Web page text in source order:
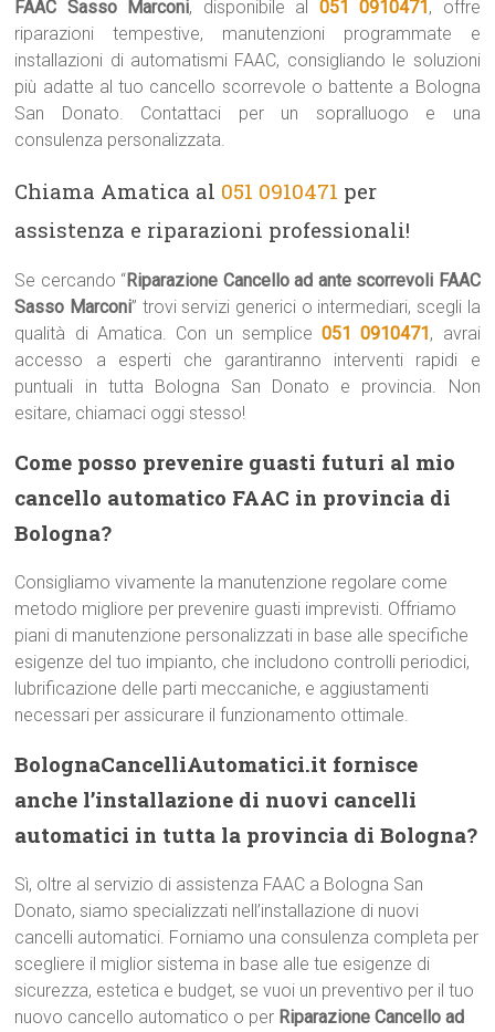
FAAC Sasso Marconi, disponibile al 051 0910471 , offre
riparazioni tempestive, manutenzioni programmate e
installazioni di automatismi FAAC, consigliando le soluzioni
più adatte al tuo cancello scorrevole o battente a Bologna
San Donato. Contattaci per un sopralluogo e una
consulenza personalizzata.
Chiama Amatica al 051 0910471 per
assistenza e riparazioni professionali!
Se cercando “Riparazione Cancello ad ante scorrevoli FAAC
Sasso Marconi” trovi servizi generici o intermediari, scegli la
qualità di Amatica. Con un semplice051 0910471, avrai
accesso a esperti che garantiranno interventi rapidi e
puntuali in tutta Bologna San Donato e provincia. Non
esitare, chiamaci oggi stesso!
Come posso prevenire guasti futuri al mio
cancello automatico FAAC in provincia di
Bologna?
Consigliamo vivamente la manutenzione regolare come
metodo migliore per prevenire guasti imprevisti. Offriamo
piani di manutenzione personalizzati in base alle specifiche
esigenze del tuo impianto, che includono controlli periodici,
lubrificazione delle parti meccaniche, e aggiustamenti
necessari per assicurare il funzionamento ottimale.
BolognaCancelliAutomatici.it fornisce
anche l’installazione di nuovi cancelli
automatici in tutta la provincia di Bologna?
Sì, oltre al servizio di assistenza FAAC a Bologna San
Donato, siamo specializzati nell’installazione di nuovi
cancelli automatici. Forniamo una consulenza completa per
scegliere il miglior sistema in base alle tue esigenze di
sicurezza, estetica e budget, se vuoi un preventivo per il tuo
nuovo cancello automatico o per Riparazione Cancello ad